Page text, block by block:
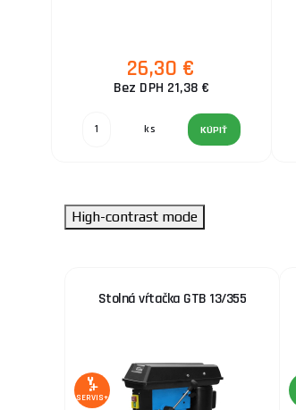
26,30 €
Bez DPH 21,38 €
ks KÚPIŤ
High-contrast mode
Stolná vŕtačka GTB 13/355
SERVIS+